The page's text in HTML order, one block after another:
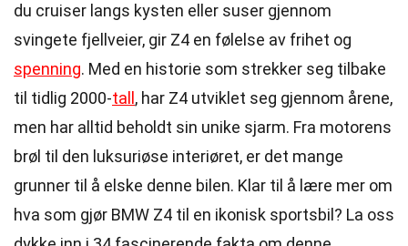
du cruiser langs kysten eller suser gjennom
svingete fjellveier, gir Z4 en følelse av frihet og
spenning. Med en historie som strekker seg tilbake
til tidlig 2000-tall , har Z4 utviklet seg gjennom årene,
men har alltid beholdt sin unike sjarm. Fra motorens
brøl til den luksuriøse interiøret, er det mange
grunner til å elske denne bilen. Klar til å lære mer om
hva som gjør BMW Z4 til en ikonisk sportsbil? La oss